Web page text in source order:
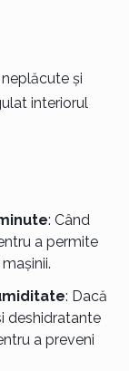
și
interiorul
: Când
a permite
: Dacă
deshidratante
a preveni